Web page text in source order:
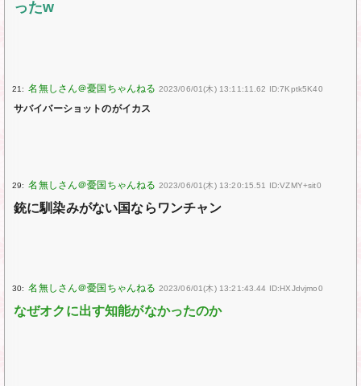
ったw
21: 2023/06/01(木) 13:11:11.62 ID:7Kptk5K40
サバイバーショットのがイカス
29: 2023/06/01(木) 13:20:15.51 ID:VZMY+sit0
銃に馴染みがない国ならワンチャン
30: 2023/06/01(木) 13:21:43.44 ID:HXJdvjmo0
なぜオクに出す知能がなかったのか